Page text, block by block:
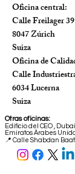
Oficina central:
Calle Freilager 39
8047 Zúrich
Suiza
Oficina de
Calle
6034 Lucerna
Suiza
Otras oficinas:
Edificio del CEO,
Emiratos Árabes
📍 Calle Shabdan